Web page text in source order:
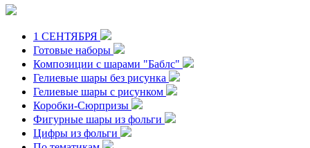
1 СЕНТЯБРЯ
Готовые наборы
Композиции с шарами "Баблс"
Гелиевые шары без рисунка
Гелиевые шары с рисунком
Коробки-Сюрпризы
Фигурные шары из фольги
Цифры из фольги